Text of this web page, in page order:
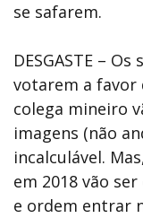
se safarem.
DESGASTE –
votarem a favor
colega mineiro
imagens (não
incalculável.
em 2018 vão
e ordem entrar